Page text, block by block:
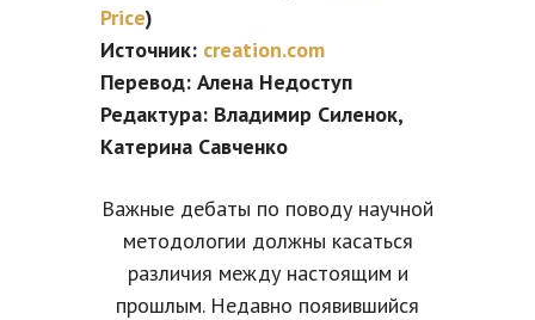
Price)
Источник: creation.com
Перевод: Алена Недоступ
Редактура: Владимир Силенок,
Катерина Савченко
Важные дебаты по поводу научной
методологии должны касаться
различия между настоящим и
прошлым. Недавно появившийся